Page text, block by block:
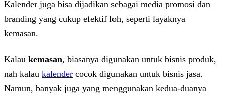
Kalender juga bisa dijadikan sebagai media promosi dan
branding yang cukup efektif loh, seperti layaknya
kemasan.
Kalau kemasan, biasanya digunakan untuk bisnis produk,
nah kalau kalender cocok digunakan untuk bisnis jasa.
Namun, banyak juga yang menggunakan kedua-duanya